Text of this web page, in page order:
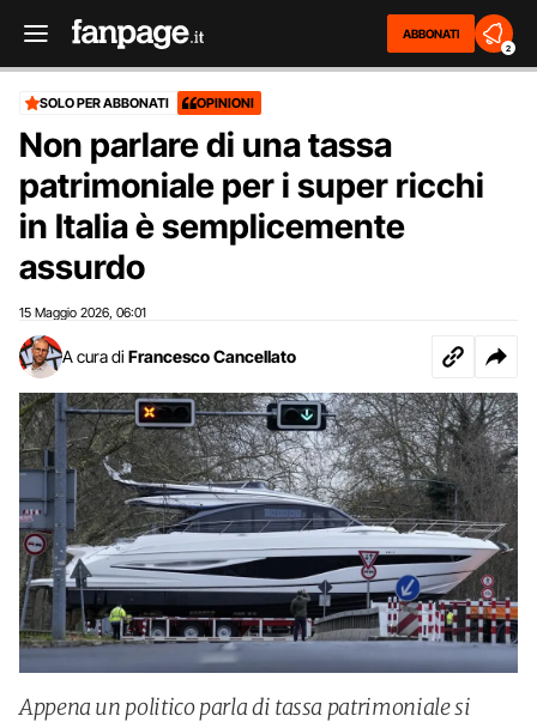
ABBONATI
2
SOLO PER ABBONATI OPINIONI
Non parlare di una tassa
patrimoniale per i super ricchi
in Italia è semplicemente
assurdo
15 Maggio 2026 06:01
A cura di Francesco Cancellato
Appena un politico parla di tassa patrimoniale si